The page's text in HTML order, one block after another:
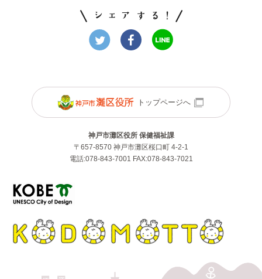
トップページへ
神戸市灘区役所 保健福祉課
〒657-8570 神戸市灘区桜口町 4-2-1
電話:078-843-7001 FAX:078-843-7021